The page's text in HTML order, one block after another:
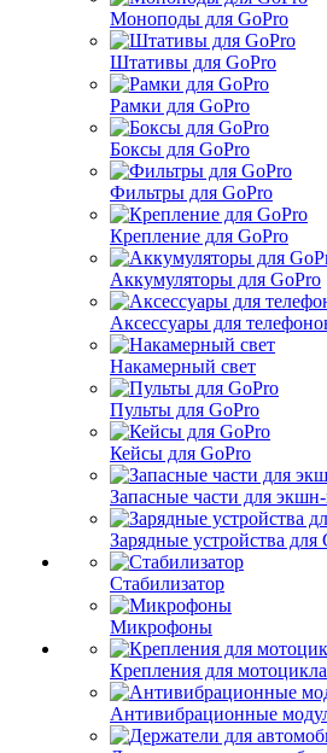
Моноподы для GoPro
Штативы для GoPro
Рамки для GoPro
Боксы для GoPro
Фильтры для GoPro
Крепление для GoPro
Аккумуляторы для GoPro
Аксессуары для
Накамерный свет
Пульты для GoPro
Кейсы для GoPro
Запасные части для
Зарядные устройства для
Стабилизатор
Микрофоны
Крепления для мотоцикла
Антивибрационные